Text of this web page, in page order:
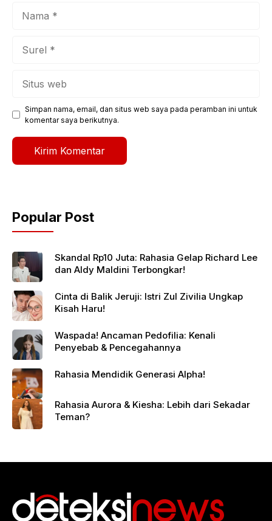
Simpan nama, email, dan situs web saya pada peramban ini untuk
komentar saya berikutnya.
Popular Post
Skandal Rp10 Juta: Rahasia Gelap Richard Lee
dan Aldy Maldini Terbongkar!
Cinta di Balik Jeruji: Istri Zul Zivilia Ungkap
Kisah Haru!
Waspada! Ancaman Pedofilia: Kenali
Penyebab & Pencegahannya
Rahasia Mendidik Generasi Alpha!
Rahasia Aurora & Kiesha: Lebih dari Sekadar
Teman?